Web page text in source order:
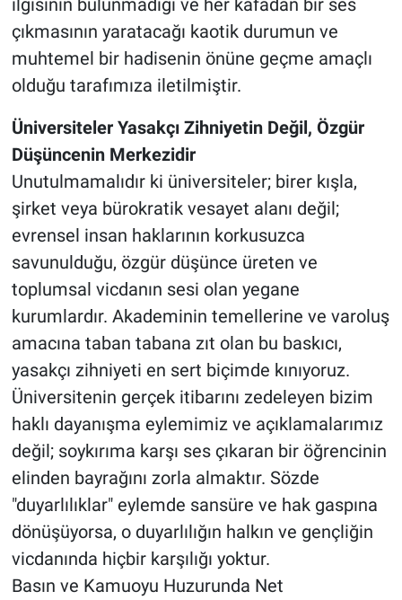
çıkmasının yaratacağı kaotik durumun ve
muhtemel bir hadisenin önüne geçme amaçlı
olduğu tarafımıza iletilmiştir.
Üniversiteler Yasakçı Zihniyetin Değil, Özgür
Düşüncenin Merkezidir
Unutulmamalıdır ki üniversiteler; birer kışla,
şirket veya bürokratik vesayet alanı değil;
evrensel insan haklarının korkusuzca
savunulduğu, özgür düşünce üreten ve
toplumsal vicdanın sesi olan yegane
kurumlardır. Akademinin temellerine ve varoluş
amacına taban tabana zıt olan bu baskıcı,
yasakçı zihniyeti en sert biçimde kınıyoruz.
Üniversitenin gerçek itibarını zedeleyen bizim
haklı dayanışma eylemimiz ve açıklamalarımız
değil; soykırıma karşı ses çıkaran bir öğrencinin
elinden bayrağını zorla almaktır. Sözde
"duyarlılıklar" eylemde sansüre ve hak gaspına
dönüşüyorsa, o duyarlılığın halkın ve gençliğin
vicdanında hiçbir karşılığı yoktur.
Basın ve Kamuoyu Huzurunda Net